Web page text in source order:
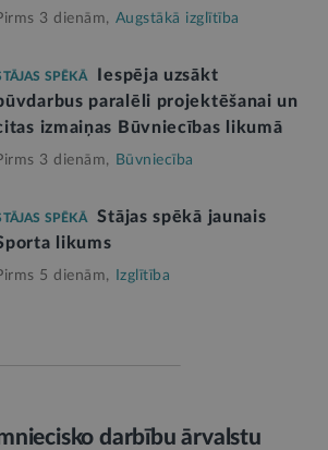
3 dienām, Augstākā izglītība
SPĒKĀ
Iespēja uzsākt
paralēli projektēšanai un
izmaiņas Būvniecības likumā
3 dienām, Būvniecība
SPĒKĀ
Stājas spēkā jaunais
likums
5 dienām, Izglītība
darbību ārvalstu